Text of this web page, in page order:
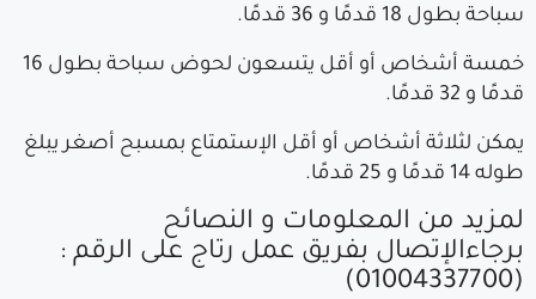
سباحة بطول 18 قدمًا و 36 قدمًا.
خمسة أشخاص أو أقل يتسعون لحوض سباحة بطول 16
قدمًا و 32 قدمًا.
يمكن لثلاثة أشخاص أو أقل الإستمتاع بمسبح أصغر يبلغ
طوله 14 قدمًا و 25 قدمًا.
لمزيد من المعلومات و النصائح
برجاءالإتصال بفريق عمل رتاج على الرقم :
(01004337700)